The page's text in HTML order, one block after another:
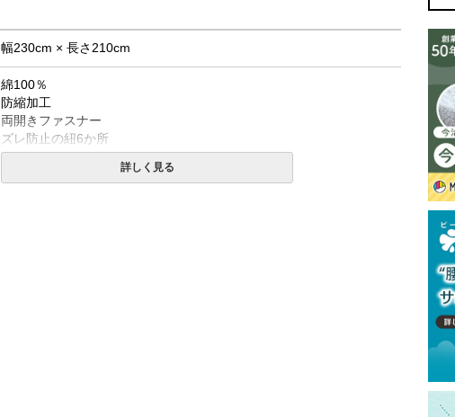
幅230cm × 長さ210cm
綿100％
防縮加工
両開きファスナー
ズレ防止の紐6か所
詳しく見る